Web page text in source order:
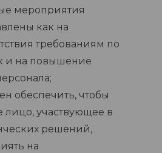
мероприятия
как на
требованиям по
и на повышение
обеспечить, чтобы
участвующее в
решений,
на